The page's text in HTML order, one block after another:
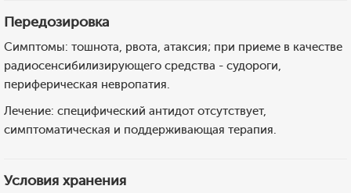
Передозировка
Симптомы: тошнота, рвота, атаксия; при приеме в качестве
радиосенсибилизирующего средства - судороги,
периферическая невропатия.
Лечение: специфический антидот отсутствует,
симптоматическая и поддерживающая терапия.
Условия хранения